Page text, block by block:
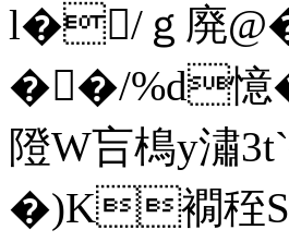
l�/ｇ廃@�
��/%d憶�
隥W吂樢y潚
�)K襉秷